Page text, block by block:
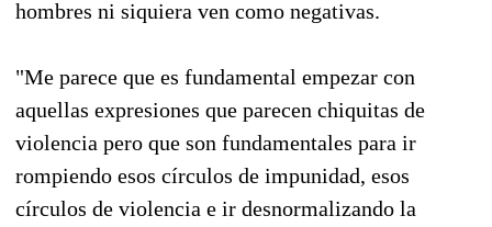
hombres ni siquiera ven como negativas.
"Me parece que es fundamental empezar con
aquellas expresiones que parecen chiquitas de
violencia pero que son fundamentales para ir
rompiendo esos círculos de impunidad, esos
círculos de violencia e ir desnormalizando la